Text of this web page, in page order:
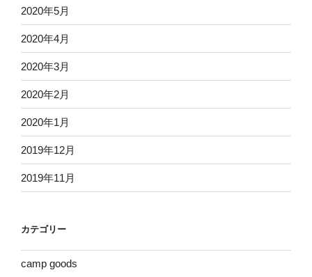
2020年5月
2020年4月
2020年3月
2020年2月
2020年1月
2019年12月
2019年11月
カテゴリー
camp goods